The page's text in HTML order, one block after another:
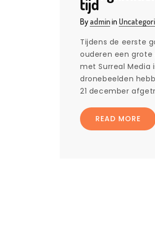
tijd
By adminin
Tijdens de eerste
ouderen een grote
met Surreal Media
dronebeelden
21 december
READ MORE